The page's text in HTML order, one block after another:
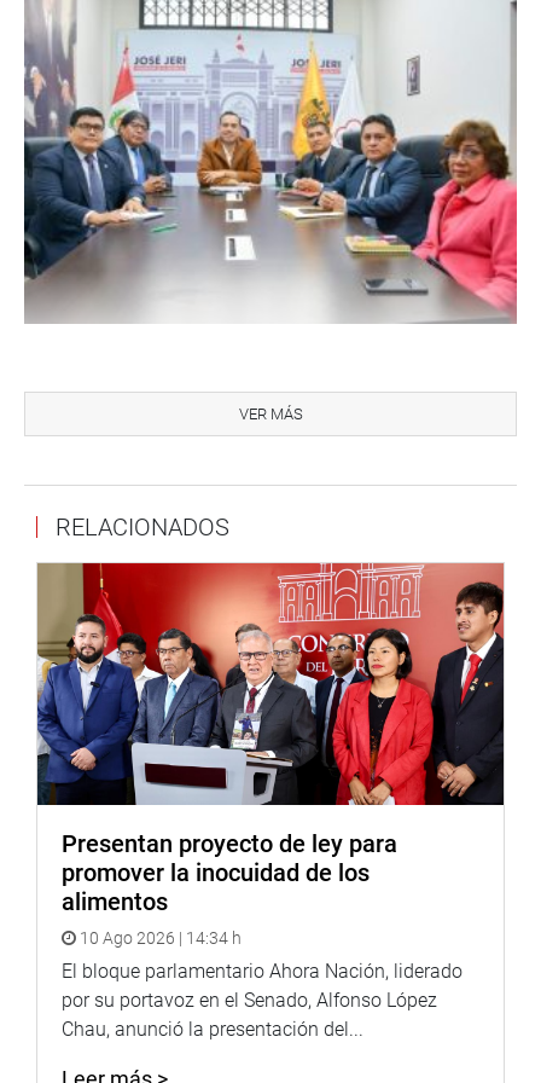
mejorar sus condiciones. Nos expresaron la necesidad de
una nueva escala remunerativa y el nombramiento de los
Asimismo, se reunió en su despacho con pobladores de
Ventanilla, quienes manifestaron su preocupación por la
falta de un hospital de EsSalud en su jurisdicción.
“Actualmente, las ambulancias tardan más de una hora
en llegar y los centros de atención más cercanos son el
Policlínico Luis Negreiros Vega y el Hospital Mariano
Molina Scippa. Es inaceptable que miles de familias
sigan sin acceso adecuado a atención médica cercana y
de calidad”, señaló.
con obstetras, enfermeras y médicos del Hospital Apoyo
Iquitos, quienes le informaron que existe un claro
conflicto entre estos grupos de profesionales a raíz de
una Resolución Ministerial 545-2024/Minsa, publicada
por el Ministerio de Salud, que excluye a las obstetras de
importantes labores durante la atención a los neonatos
(recién nacidos) y, responsabilizan, al ministro de Salud
VER MÁS
RELACIONADOS
Presentan proyecto de ley para
promover la inocuidad de los
alimentos
10 Ago 2026 | 14:34 h
El bloque parlamentario Ahora Nación, liderado
por su portavoz en el Senado, Alfonso López
Chau, anunció la presentación del...